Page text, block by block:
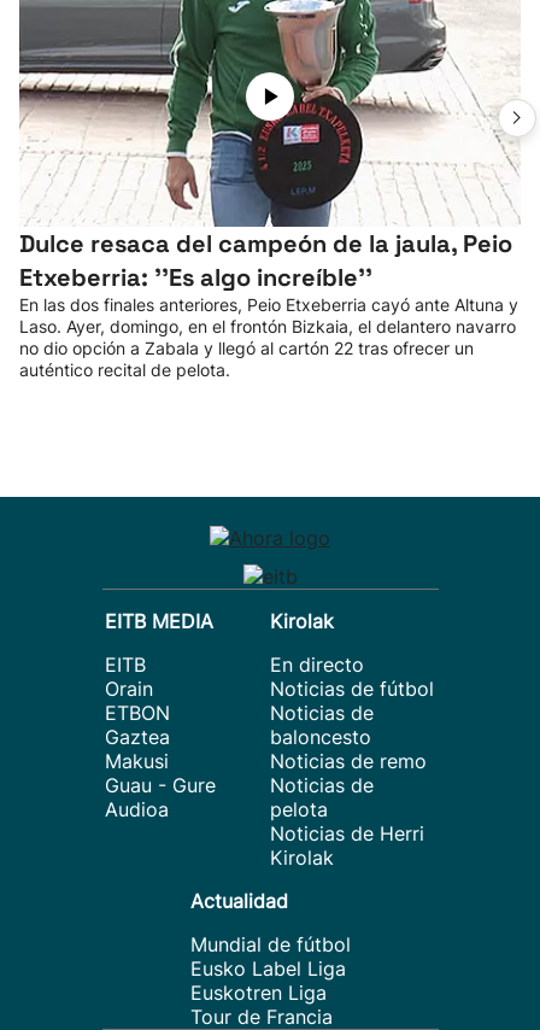
Dulce resaca del campeón de la jaula, Peio
Etxeberria: ''Es algo increíble''
En las dos finales anteriores, Peio Etxeberria cayó ante Altuna y
Laso. Ayer, domingo, en el frontón Bizkaia, el delantero navarro
no dio opción a Zabala y llegó al cartón 22 tras ofrecer un
auténtico recital de pelota.
EITB MEDIA
EITB
Orain
ETBON
Gaztea
Makusi
Guau - Gure
Audioa
Kirolak
En directo
Noticias de fútbol
Noticias de
baloncesto
Noticias de remo
Noticias de
pelota
Noticias de Herri
Kirolak
Actualidad
Mundial de fútbol
Eusko Label Liga
Euskotren Liga
Tour de Francia